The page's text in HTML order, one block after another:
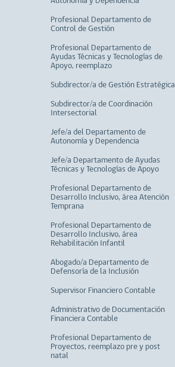
Profesional Departamento de
Control de Gestión
Profesional Departamento de
Ayudas Técnicas y Tecnologías de
Apoyo, reemplazo
Subdirector/a de Gestión Estratégica
Subdirector/a de Coordinación
Intersectorial
Jefe/a del Departamento de
Autonomía y Dependencia
Jefe/a Departamento de Ayudas
Técnicas y Tecnologías de Apoyo
Profesional Departamento de
Desarrollo Inclusivo, área Atención
Temprana
Profesional Departamento de
Desarrollo Inclusivo, área
Rehabilitación Infantil
Abogado/a Departamento de
Defensoría de la Inclusión
Supervisor Financiero Contable
Administrativo de Documentación
Financiera Contable
Profesional Departamento de
Proyectos, reemplazo pre y post
natal